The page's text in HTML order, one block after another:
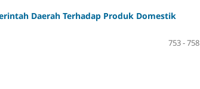
Daerah Terhadap Produk Domestik
753 - 758